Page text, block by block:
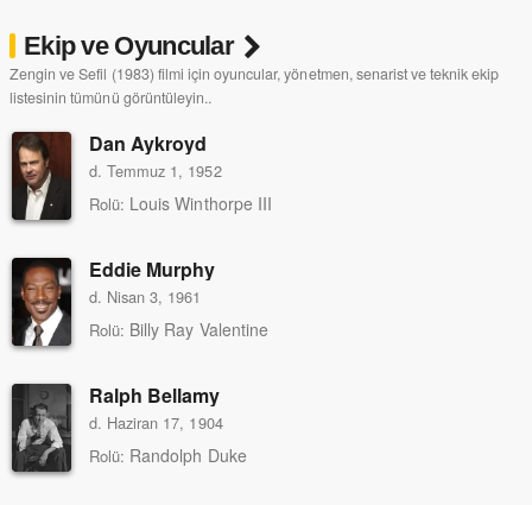
Ekip ve Oyuncular
Zengin ve Sefil (1983) filmi için oyuncular, yönetmen, senarist ve teknik ekip
listesinin tümünü görüntüleyin..
Dan Aykroyd
d. Temmuz 1, 1952
Rolü: Louis Winthorpe III
Eddie Murphy
d. Nisan 3, 1961
Rolü: Billy Ray Valentine
Ralph Bellamy
d. Haziran 17, 1904
Rolü: Randolph Duke